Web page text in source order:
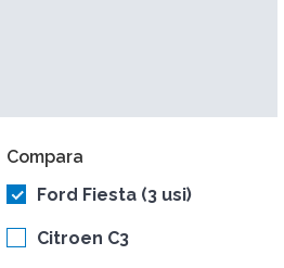
Compara
Ford Fiesta (3 usi)
Citroen C3